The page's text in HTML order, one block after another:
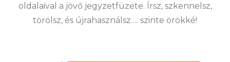
oldalaival a jövő jegyzetfüzete. Írsz, szkennelsz,
törölsz, és újrahasználsz…. szinte örökké!